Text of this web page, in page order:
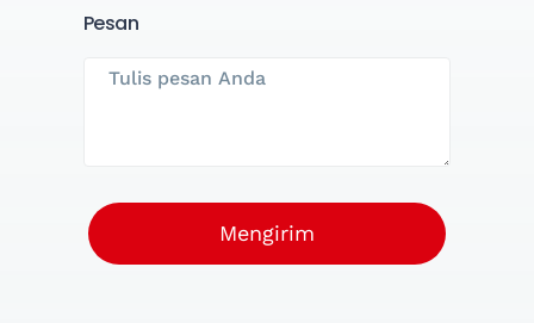
Pesan
Mengirim